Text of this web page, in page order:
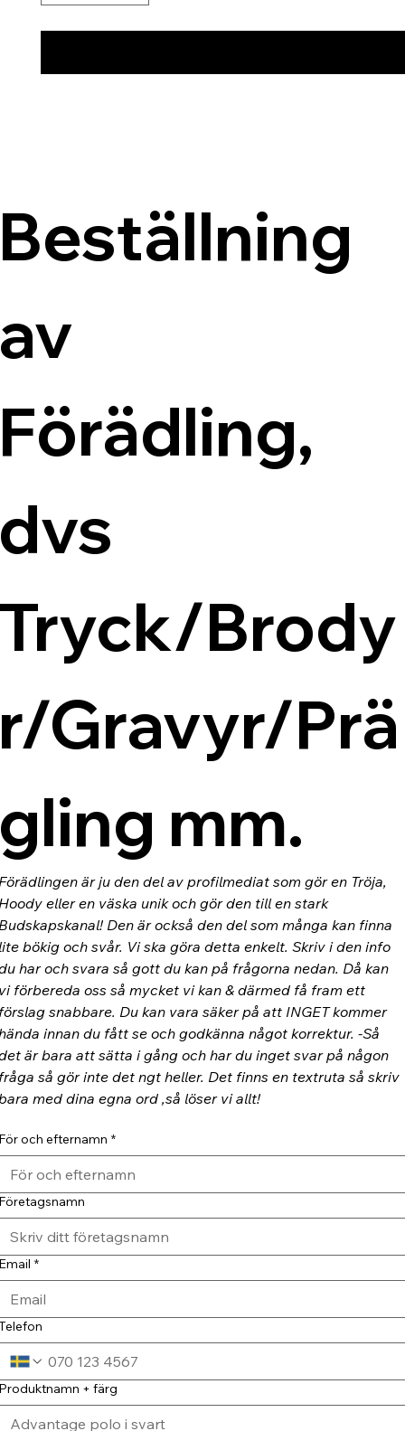
Brody
Gravyr/Prä
mm.
är ju den del av profilmediat som gör en Tröja,
eller en väska unik och gör den till en stark
Den är också den del som många kan finna
bökig och svår. Vi ska göra detta enkelt. Skriv i den info
har och svara så gott du kan på frågorna nedan. Då kan
förbereda oss så mycket vi kan & därmed få fram ett
snabbare. Du kan vara säker på att INGET kommer
innan du fått se och godkänna något korrektur. -Så
är bara att sätta i gång och har du inget svar på någon
så gör inte det ngt heller. Det finns en textruta så skriv
med dina egna ord ,så löser vi allt!
och efternamn *
*
+ färg